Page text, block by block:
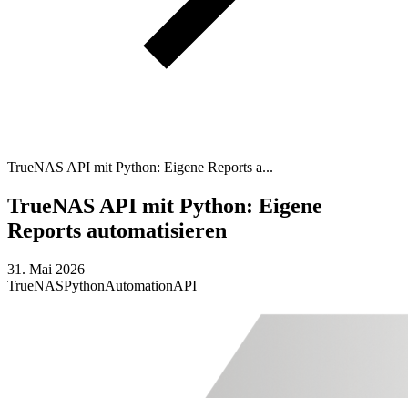
TrueNAS API mit Python: Eigene Reports a...
TrueNAS API mit Python: Eigene
Reports automatisieren
31. Mai 2026
TrueNASPythonAutomationAPI